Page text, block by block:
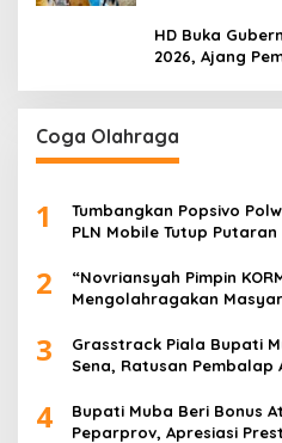
HD Buka
2026, Ajang
Coga Olahraga
1
Tumbangkan Popsivo
PLN Mobile Tutup
2
“Novriansyah Pimpin
Mengolahragakan
3
Grasstrack Piala Bupati
Sena, Ratusan Pembalap
4
Bupati Muba Beri Bonus
Peparprov, Apresiasi